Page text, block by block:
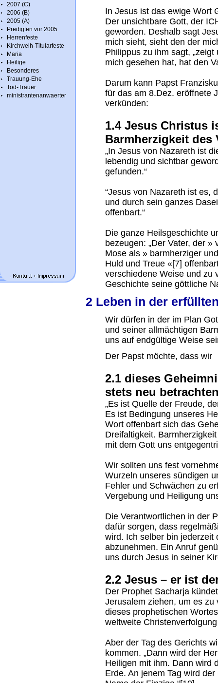
2007 (C)
2006 (B)
2005 (A)
Predigten vor 2005
Herrenfeste
Kirchweih-Titularfeste
Maria
Heilige
Besonderes
Trauung-Ehe
Tod-Trauer
ministrantenanwaerter
In Jesus ist das ewige Wort
Der unsichtbare Gott, der
geworden. Deshalb sagt
mich sieht, sieht den der
Philippus zu ihm sagt, „zeigt
mich gesehen hat, hat den
Darum kann Papst
für das am 8.Dez. eröffnete
verkünden:
1.4 Jesus Christus
Barmherzigkeit des
„In Jesus von Nazareth ist
lebendig und sichtbar
gefunden.“
“Jesus von Nazareth ist es,
und durch sein ganzes
offenbart.“
Die ganze Heilsgeschichte
bezeugen: „Der Vater, der
Mose als » barmherziger
Huld und Treue «[7]
verschiedene Weise und zu
Geschichte seine göttliche
2 Leben in der
Wir dürfen in der im Plan
und seiner allmächtigen
uns auf endgültige Weise
Der Papst möchte, dass wir
2.1 dieses
stets neu
„Es ist Quelle der Freude,
Es ist Bedingung unseres
Wort offenbart sich das
Dreifaltigkeit.
mit dem Gott uns
Wir sollten uns fest
Wurzeln unseres sündigen
Fehler und Schwächen zu
Vergebung und Heiligung
Die Verantwortlichen in der
dafür sorgen, dass
wird. Ich selber bin jederzeit
abzunehmen. Ein Anruf
uns durch Jesus in seiner
2.2 Jesus – er ist
Der Prophet Sacharja
Jerusalem ziehen, um es
dieses prophetischen
weltweite
Aber der Tag des Gerichts
kommen. „Dann wird der
Heiligen mit ihm. Dann wird
Erde. An jenem Tag wird